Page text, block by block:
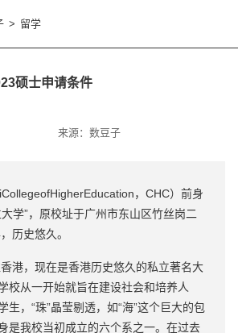
> 留学
硕士申请条件
来源： 数豆子
，CHC）前身
学”，原校址于广州市东山区竹丝岗二
历史悠久。
港，现在是香港历史悠久的私立著名大
校从一开始就旨在建设社会和培养人
生，“珠”晶莹剔透，如“海”这个巨大的包
是我校当初成立的六个系之一。在过去